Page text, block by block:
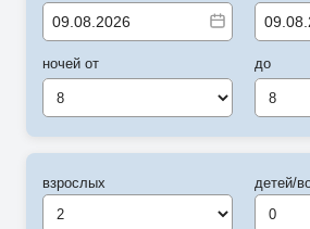
ночей от
8
до
8
взрослых детей/